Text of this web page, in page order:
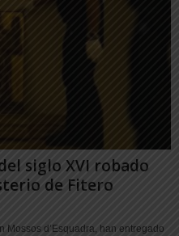
siglo XVI robado
de Fitero
Mossos d’Esquadra, han entregado